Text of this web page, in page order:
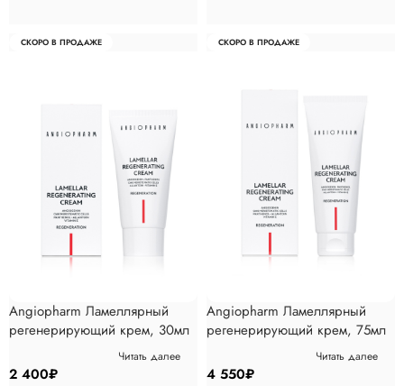
СКОРО В ПРОДАЖЕ
Angiopharm Ламеллярный
регенерирующий крем, 30мл
2 400₽
Читать далее
СКОРО В ПРОДАЖЕ
Angiopharm Ламеллярный
регенерирующий крем, 75мл
4 550₽
Читать далее